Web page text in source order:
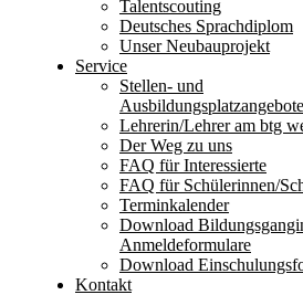
Talentscouting
Deutsches Sprachdiplom
Unser Neubauprojekt
Service
Stellen- und
Ausbildungsplatzangebote
Lehrerin/Lehrer am btg
Der Weg zu uns
FAQ für Interessierte
FAQ für Schülerinnen/
Terminkalender
Download
Anmeldeformulare
Download
Kontakt